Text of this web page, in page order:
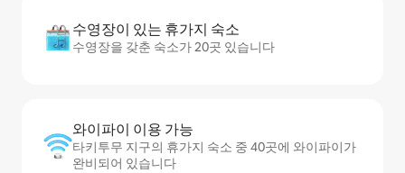
수영장이 있는 휴가지 숙소
수영장을 갖춘 숙소가 20곳 있습니다
와이파이 이용 가능
타키투무 지구의 휴가지 숙소 중 40곳에 와이파이가
완비되어 있습니다